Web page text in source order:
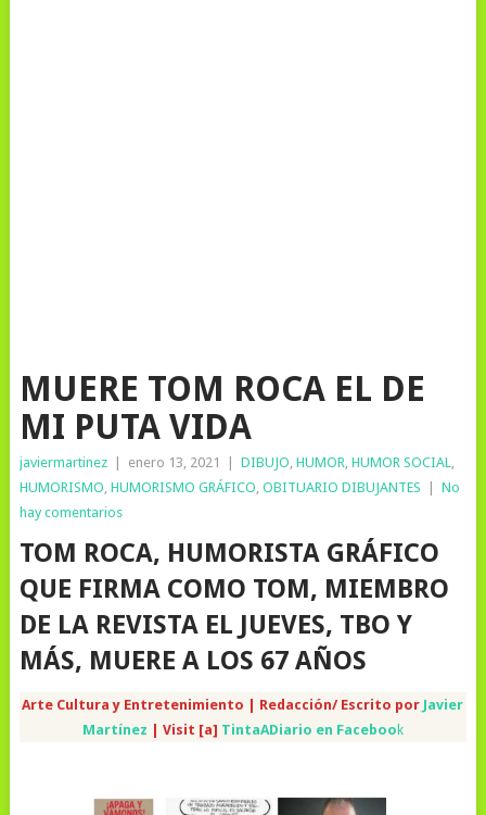
MUERE TOM ROCA EL DE
MI PUTA VIDA
javiermartinez enero 13, 2021 DIBUJO, HUMOR, HUMOR SOCIAL,
HUMORISMO, HUMORISMO GRÁFICO, OBITUARIO DIBUJANTES
No
hay comentarios
TOM ROCA, HUMORISTA GRÁFICO
QUE FIRMA COMO TOM, MIEMBRO
DE LA REVISTA EL JUEVES, TBO Y
MÁS, MUERE A LOS 67 AÑOS
Arte Cultura y Entretenimiento | Redacción/ Escrito por Javier
Martínez | Visit [a] TintaADiario en Faceboo k